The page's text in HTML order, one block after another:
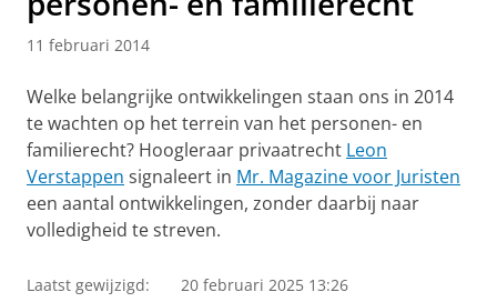
11 februari 2014
Welke belangrijke ontwikkelingen staan ons in 2014
te wachten op het terrein van het personen- en
familierecht? Hoogleraar privaatrecht Leon
Verstappen signaleert in Mr. Magazine voor Juristen
een aantal ontwikkelingen, zonder daarbij naar
volledigheid te streven.
Laatst gewijzigd: 20 februari 2025 13:26